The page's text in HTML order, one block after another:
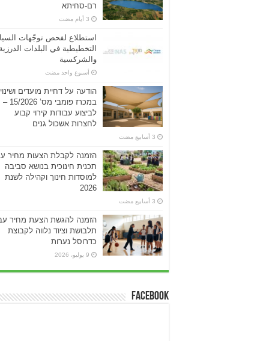
רם-סחיתא
استطلاع لفحص توجّهات
التخطيطية في البلدات الدرزية
والشركسية
‏أسبوع واحد مضت
הודעה על דחיית מועדים
במכרז פומבי מס’ 15/2026 –
לביצוע עבודות קירוי קבוע
לחצרות אשכול גנים
הזמנה לקבלת הצעות מחיר
תכנית חינוכית בנושא סביבה
למוסדות חינוך וקהילה לשנת
2026
הזמנה להגשת הצעת מחיר
תלבושת וציוד נלווה לקבוצת
כדרוסל נערות
9 يوليو، 2026
Facebook